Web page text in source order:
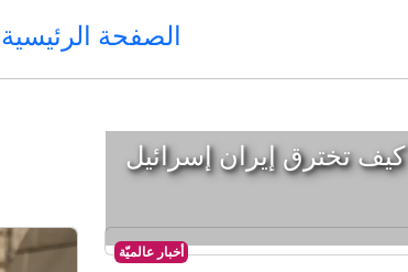
الصفحة الرئيسية
أخبار عالميّة
تخترق إيران إسرائيل